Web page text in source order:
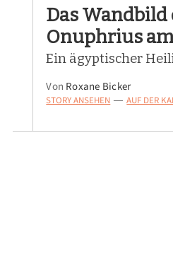
Das Wandbild
Onuphrius
Ein ägyptischer
Von Roxane Bicker
STORY ANSEHEN — AUF DER